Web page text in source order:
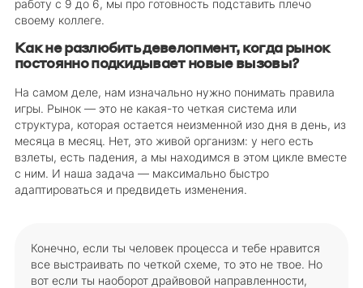
работу с 9 до 6, мы про готовность подставить плечо
своему коллеге.
Как не разлюбить девелопмент, когда рынок
постоянно подкидывает новые вызовы?
На самом деле, нам изначально нужно понимать правила
игры. Рынок — это не какая-то четкая система или
структура, которая остается неизменной изо дня в день, из
месяца в месяц. Нет, это живой организм: у него есть
взлеты, есть падения, а мы находимся в этом цикле вместе
с ним. И наша задача — максимально быстро
адаптироваться и предвидеть изменения.
Конечно, если ты человек процесса и тебе нравится
все выстраивать по четкой схеме, то это не твое. Но
вот если ты наоборот драйвовой направленности,